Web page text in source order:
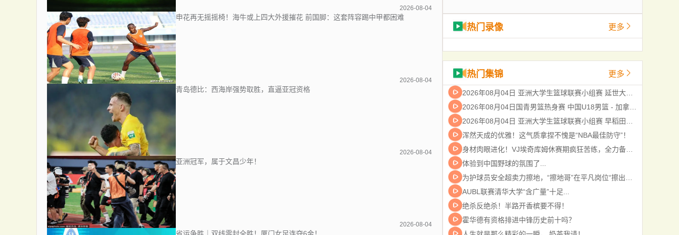
2026-08-04
申花再无摇摇椅！海牛或上四大外援摧花 前国脚：这套阵容踢中甲都困难
2026-08-04
青岛德比：西海岸强势取胜，直逼亚冠资格
2026-08-04
亚洲冠军，属于文昌少年！
2026-08-04
热门录像 更多
热门集锦 更多
浑然天成的优雅！这气质拿捏不愧是“NBA最佳防守”！
体验到中国野球的氛围了...
AUBL联赛清华大学“含广量”十足...
绝杀反绝杀！半路开香槟要不得！
霍华德有资格排进中锋历史前十吗？